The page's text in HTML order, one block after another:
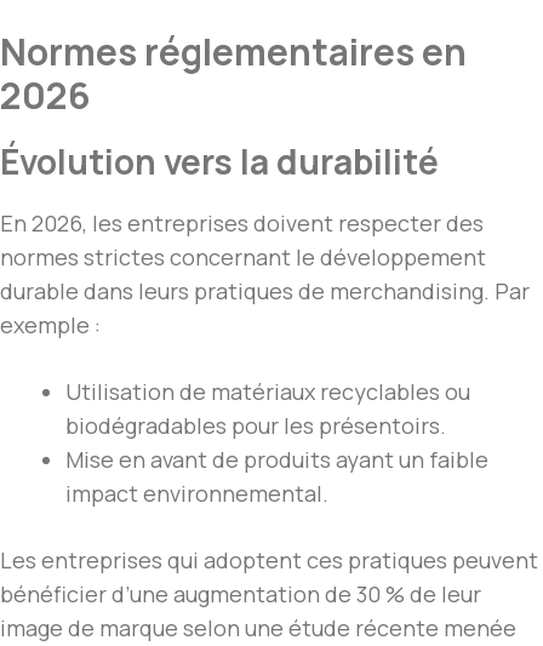
Normes réglementaires en
2026
Évolution vers la durabilité
En 2026, les entreprises doivent respecter des
normes strictes concernant le développement
durable dans leurs pratiques de merchandising. Par
exemple :
Utilisation de matériaux recyclables ou
biodégradables pour les présentoirs.
Mise en avant de produits ayant un faible
impact environnemental.
Les entreprises qui adoptent ces pratiques peuvent
bénéficier d’une augmentation de 30 % de leur
image de marque selon une étude récente menée